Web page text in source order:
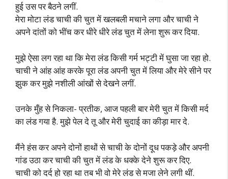
हुई उस पर बैठने लगीं.
मेरा मोटा लंड चाची की चुत में खलबली मचाने लगा और चाची ने
अपने दांतों को भींच कर धीरे धीरे लंड चुत में लेना शुरू कर दिया.
मुझे ऐसा लग रहा था कि मेरा लंड किसी गर्म भट्टी में घुसा जा रहा हो.
चाची ने आंह आंह करके पूरा लंड अपनी चुत में लिया और मेरे सीने पर
झुक कर मुझे नशीली आंखों से देखने लगीं.
उनके मुँह से निकला- प्रतीक, आज पहली बार मेरी चुत में किसी मर्द
का लंड गया है. मुझे पेल दे तू और मेरी चुदाई का कीड़ा मार दे.
मैंने हंस कर अपने दोनों हाथों से चाची के दोनों दूध पकड़े और अपनी
गांड उठा कर चाची की चुत में लंड के धक्के देने शुरू कर दिए.
चाची को दर्द हो रहा था तब भी वो मेरे लंड से मजा लेने लगी थीं.